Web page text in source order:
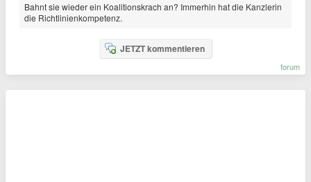
Bahnt sie wieder ein Koalitionskrach an? Immerhin hat die Kanzlerin
die Richtlinienkompetenz.
JETZT kommentieren
forum